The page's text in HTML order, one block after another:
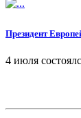
Президент
4 июля